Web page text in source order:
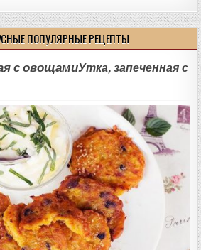
ПОПУЛЯРНЫЕ РЕЦЕПТЫ
Утка, запеченная с